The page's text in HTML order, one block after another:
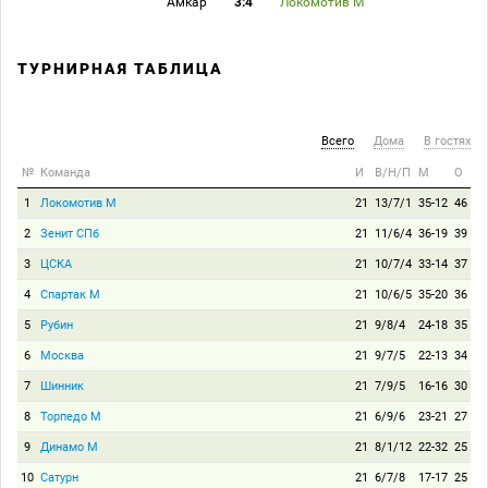
ТУРНИРНАЯ ТАБЛИЦА
Всего Дома В гостях
№ Команда И В/Н/П М О
1 Локомотив М 21 13/7/1 35-12 46
2 Зенит СПб 21 11/6/4 36-19 39
3 ЦСКА 21 10/7/4 33-14 37
4 Спартак М 21 10/6/5 35-20 36
5 Рубин 21 9/8/4 24-18 35
6 Москва 21 9/7/5 22-13 34
7 Шинник 21 7/9/5 16-16 30
8 Торпедо М 21 6/9/6 23-21 27
9 Динамо М 21 8/1/12 22-32 25
10 Сатурн 21 6/7/8 17-17 25